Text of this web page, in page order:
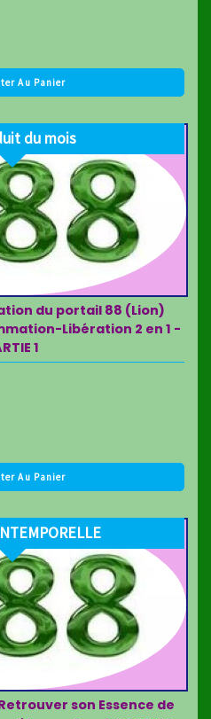
Au Panier
du mois
du portail 88 (Lion)
Libération 2 en 1 -
1
Au Panier
son Essence de